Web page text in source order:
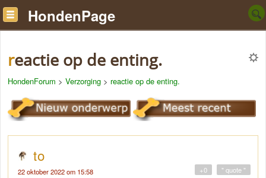
HondenPage
reactie op de enting.
HondenForum > Verzorging > reactie op de enting.
to
22 oktober 2022 om 15:58 " quote "
+0